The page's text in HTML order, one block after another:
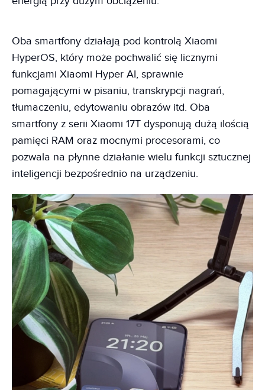
Oba smartfony działają pod kontrolą Xiaomi
HyperOS, który może pochwalić się licznymi
funkcjami Xiaomi Hyper AI, sprawnie
pomagającymi w pisaniu, transkrypcji nagrań,
tłumaczeniu, edytowaniu obrazów itd. Oba
smartfony z serii Xiaomi 17T dysponują dużą ilością
pamięci RAM oraz mocnymi procesorami, co
pozwala na płynne działanie wielu funkcji sztucznej
inteligencji bezpośrednio na urządzeniu.